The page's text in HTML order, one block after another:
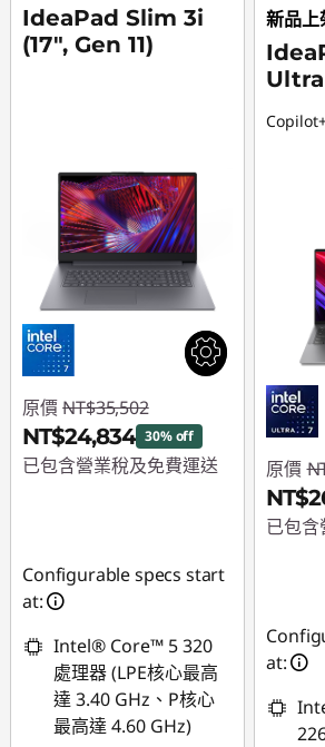
人
算
機
IdeaPad Slim 3i
(17", Gen 11)
原價 NT$35,502
NT$24,834 30% off
已包含營業稅及免費運送
Configurable specs start
at:
Intel® Core™ 5 320
處理器 (LPE核心最高
達 3.40 GHz、P核心
最高達 4.60 GHz)
新品上
Ultra
原價
已包
at: